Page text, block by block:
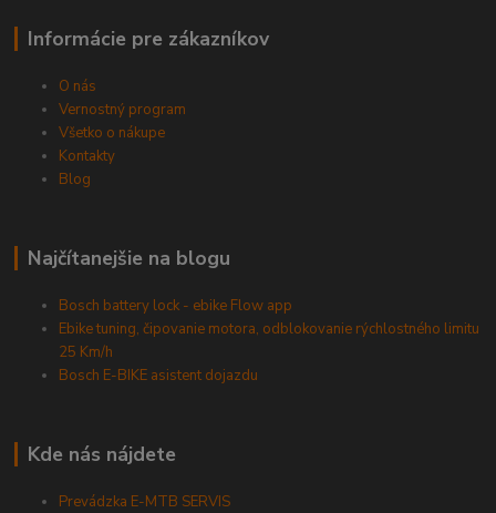
Informácie pre zákazníkov
O nás
Vernostný program
Všetko o nákupe
Kontakty
Blog
Najčítanejšie na blogu
Bosch battery lock - ebike Flow app
Ebike tuning, čipovanie motora, odblokovanie rýchlostného limitu
25 Km/h
Bosch E-BIKE asistent dojazdu
Kde nás nájdete
Prevádzka E-MTB SERVIS